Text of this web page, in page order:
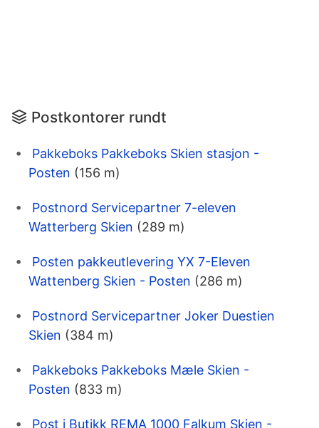
Postkontorer rundt
Pakkeboks Pakkeboks Skien stasjon -
Posten (156 m)
Postnord Servicepartner 7-eleven
Watterberg Skien (289 m)
Posten pakkeutlevering YX 7-Eleven
Wattenberg Skien - Posten (286 m)
Postnord Servicepartner Joker Duestien
Skien (384 m)
Pakkeboks Pakkeboks Mæle Skien -
Posten (833 m)
Post i Butikk REMA 1000 Falkum Skien -